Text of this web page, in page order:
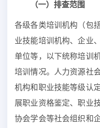
（一）排查范围
各级各类培训机构（包
业技能培训机构、企业
单位等，以下统称培训
培训情况。人力资源社
机构和职业技能等级认
展职业资格鉴定、职业
协会学会等社会组织和